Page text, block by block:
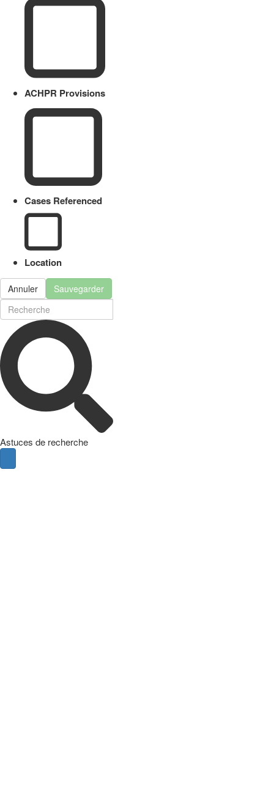
ACHPR Provisions
Cases Referenced
Location
Annuler Sauvegarder
Astuces de recherche